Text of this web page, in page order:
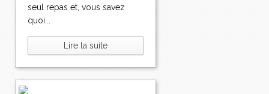
seul repas et, vous savez
quoi...
Lire la suite